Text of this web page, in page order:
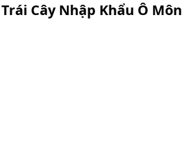
Trái Cây Nhập Khẩu Ô Môn